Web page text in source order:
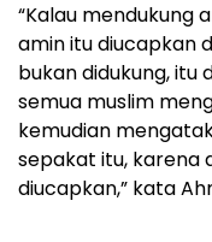
“Kalau mendukung
amin itu diucapkan
bukan didukung, itu
semua muslim
kemudian
sepakat itu, karena
diucapkan,” kata